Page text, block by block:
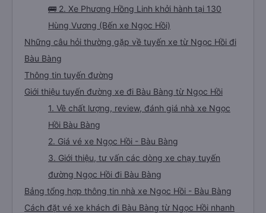
🚌 2. Xe Phương Hồng Linh khởi hành tại 130
Hùng Vương (Bến xe Ngọc Hồi)
Những câu hỏi thường gặp về tuyến xe từ Ngọc Hồi đi
Bàu Bàng
Thông tin tuyến đường
Giới thiệu tuyến đường xe đi Bàu Bàng từ Ngọc Hồi
1. Về chất lượng, review, đánh giá nhà xe Ngọc
Hồi Bàu Bàng
2. Giá vé xe Ngọc Hồi - Bàu Bàng
3. Giới thiệu, tư vấn các dòng xe chạy tuyến
đường Ngọc Hồi đi Bàu Bàng
Bảng tổng hợp thông tin nhà xe Ngọc Hồi - Bàu Bàng
Cách đặt vé xe khách đi Bàu Bàng từ Ngọc Hồi nhanh